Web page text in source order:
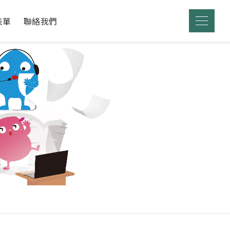
單 聯絡我們